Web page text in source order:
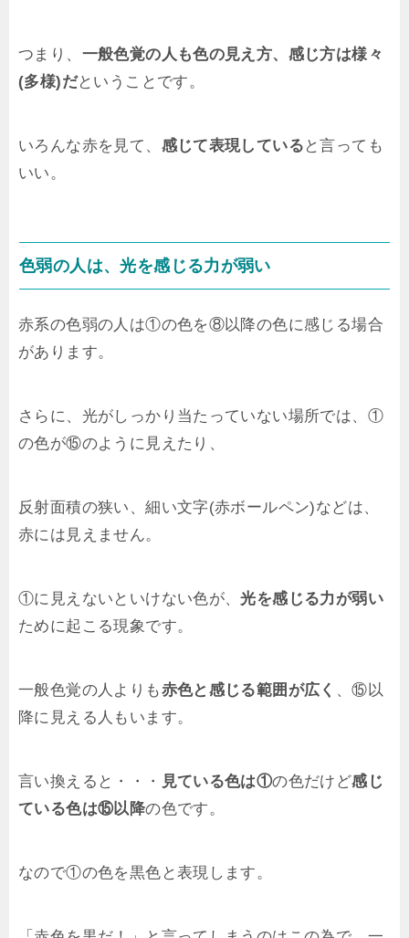
つまり、 一般色覚の人も色の見え方、感じ方は様々
(多様)だということです。
いろんな赤を見て、 感じて表現している と言っても
いい。
色弱の人は、光を感じる力が弱い
赤系の色弱の人は①の色を⑧以降の色に感じる場合
があります。
さらに、光がしっかり当たっていない場所では、①
の色が⑮のように見えたり、
反射面積の狭い、細い文字(赤ボールペン)などは、
赤には見えません。
①に見えないといけない色が、光を感じる力が弱い
ために起こる現象です。
一般色覚の人よりも赤色と感じる範囲が広く 、⑮以
降に見える人もいます。
言い換えると・・・ 見ている色は①の色だけど感じ
ている色は⑮以降の色です。
なので①の色を黒色と表現します。